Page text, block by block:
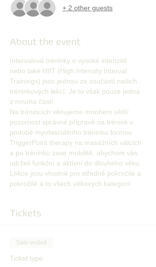
+ 2 other guests
About the event
Intervalové tréninky o vysoké intenzitě
nebo také HIIT (High Intensity Interval
Trainings) jsou jednou ze součástí našich
tréninkových lekcí. Je to však pouze jedna
z mnoha částí.
Na trénincích věnujeme mnohem větší
pozornost správné přípravě na trénink v
podobě myofasciálního tréninku formou
TriggerPoint therapy na masážních válcích
a po tréninku zase mobilitě, abychom vás
udrželi funkční a aktivní do dlouhého věku.
Lekce jsou vhodné pro středně pokročilé a
pokročilé a to všech věkových kategorií.
Tickets
Sale ended
Ticket type